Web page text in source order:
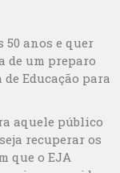
50 anos e quer
de um preparo
Educação para
aquele público
recuperar os
que o EJA